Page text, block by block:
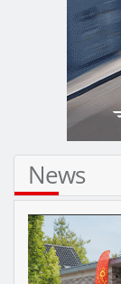
News